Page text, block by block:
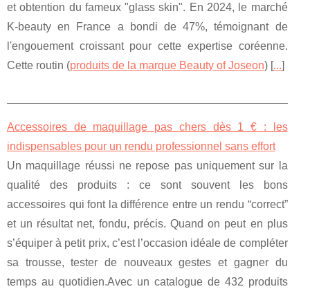
et obtention du fameux "glass skin". En 2024, le marché
K-beauty en France a bondi de 47%, témoignant de
l'engouement croissant pour cette expertise coréenne.
Cette routin (produits de la marque Beauty of Joseon) [...]
Accessoires de maquillage pas chers dès 1 € : les
indispensables pour un rendu professionnel sans effort
Un maquillage réussi ne repose pas uniquement sur la
qualité des produits : ce sont souvent les bons
accessoires qui font la différence entre un rendu “correct”
et un résultat net, fondu, précis. Quand on peut en plus
s’équiper à petit prix, c’est l’occasion idéale de compléter
sa trousse, tester de nouveaux gestes et gagner du
temps au quotidien.Avec un catalogue de 432 produits